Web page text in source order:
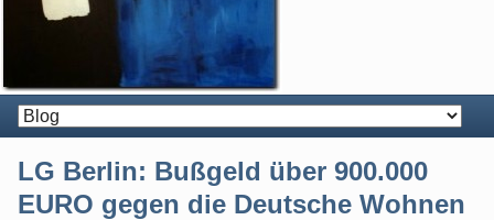
LG Berlin: Bußgeld über 900.000
EURO gegen die Deutsche Wohnen